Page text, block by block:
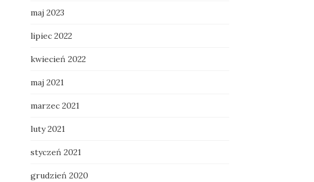
maj 2023
lipiec 2022
kwiecień 2022
maj 2021
marzec 2021
luty 2021
styczeń 2021
grudzień 2020